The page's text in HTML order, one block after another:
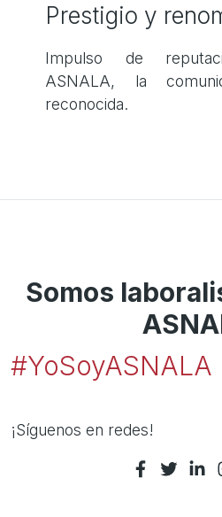
Prestigio y
Impulso de
ASNALA, la
reconocida.
Somos
#YoSoyASNALA
¡Síguenos en redes!